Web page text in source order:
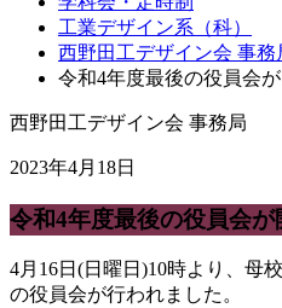
工業デザイン系（科）
西野田工デザイン会 事務
令和4年度最後の役員会が
西野田工デザイン会 事務局
2023年4月18日
令和4年度最後の役員会が
4月16日(日曜日)10時より、母
の役員会が行われました。